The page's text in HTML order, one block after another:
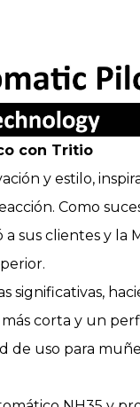
con Tritio
y estilo,
Como
sus clientes y la
significativas,
corta y un
de uso para